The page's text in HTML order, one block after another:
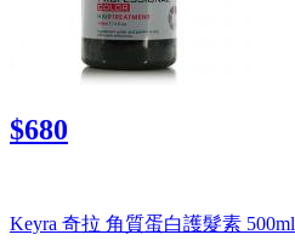
$680
Keyra 奇拉 角質蛋白護髮素 500ml